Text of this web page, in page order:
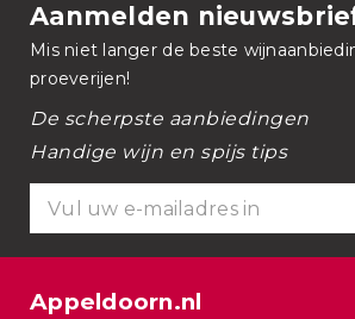
Aanmelden
Mis niet langer de beste
proeverijen!
De scherpste aanbiedingen
Handige wijn en spijs tips
Appeldoorn.nl